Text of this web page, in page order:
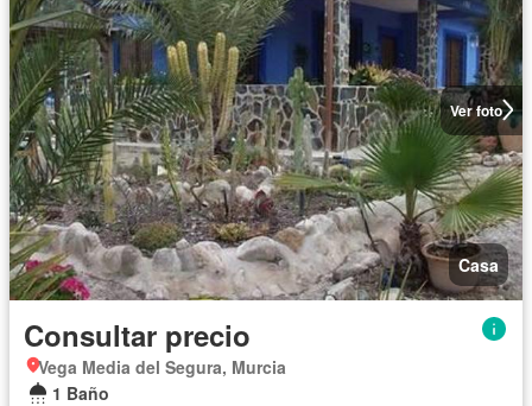
Ver foto
Casa
Consultar precio
Vega Media del Segura, Murcia
1 Baño